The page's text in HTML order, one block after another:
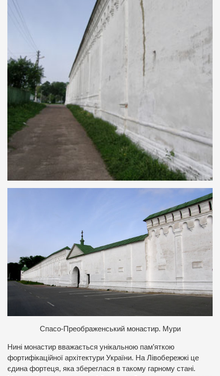
Спасо-Преображенський монастир. Мури
Нині монастир вважається унікальною пам’яткою
фортифікаційної архітектури України. На Лівобережжі це
єдина фортеця, яка збереглася в такому гарному стані.